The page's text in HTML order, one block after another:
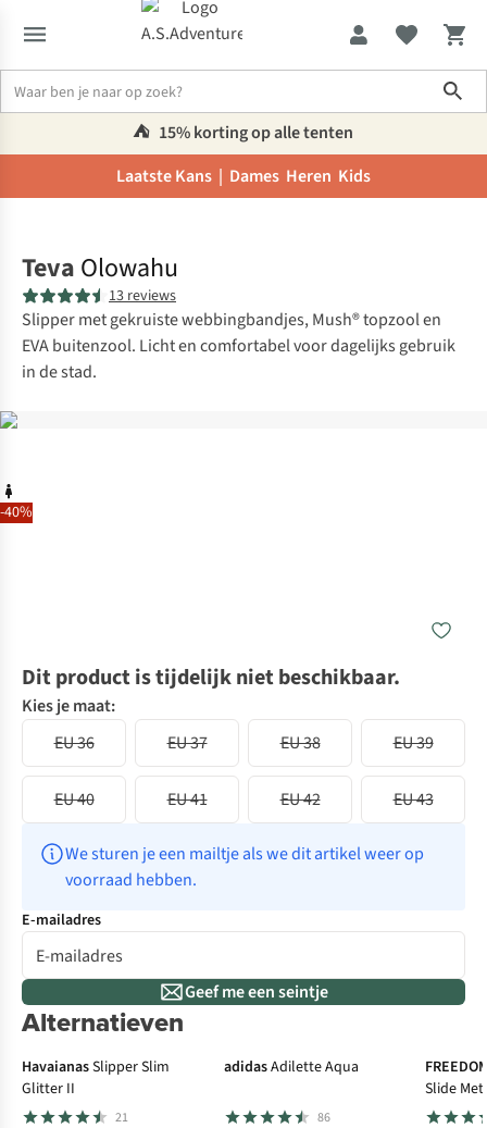
⛺️ 15% korting op alle tenten
Laatste Kans | Dames Heren Kids
-40%
Teva Olowahu
13 reviews
Slipper met gekruiste webbingbandjes, Mush® topzool en
EVA buitenzool. Licht en comfortabel voor dagelijks gebruik
in de stad.
Dit product is tijdelijk niet beschikbaar.
Kies je maat:
EU 36
EU 37 EU 38 EU 39
EU 40 EU 41 EU 42 EU 43
We sturen je een mailtje als we dit artikel weer op
voorraad hebben.
E-mailadres
Geef me een seintje
Alternatieven
HavaianasSlipper Slim
Glitter II
21
adidasAdilette Aqua
86
Slide